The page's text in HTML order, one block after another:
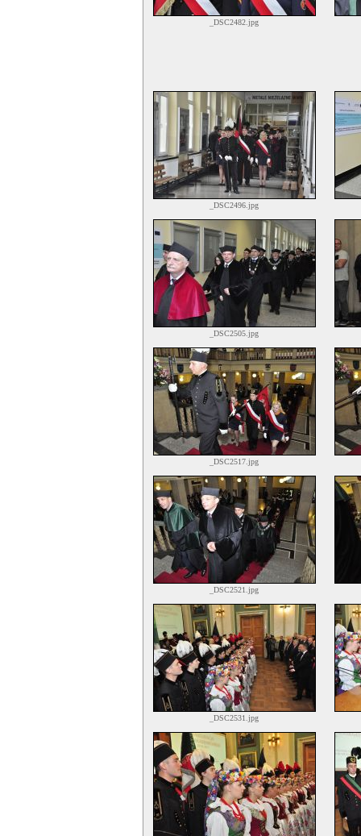
_DSC2482.jpg
_DSC2496.jpg
_DSC2505.jpg
_DSC2517.jpg
_DSC2521.jpg
_DSC2531.jpg